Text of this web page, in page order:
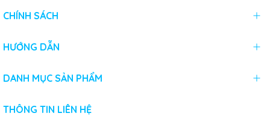
CHÍNH SÁCH
HƯỚNG DẪN
DANH MỤC SẢN PHẨM
THÔNG TIN LIÊN HỆ